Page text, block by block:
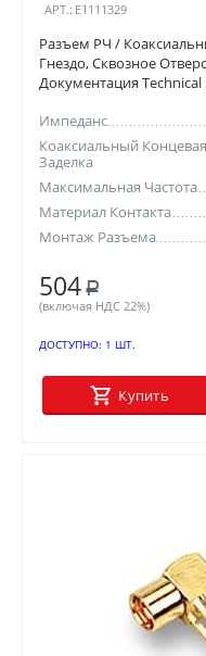
АРТ.: E1111329
Разъем РЧ /
Гнездо, Сквозное
Документация Technical
Импеданс
Коаксиальный Концевая
Заделка
Максимальная Частота
Материал Контакта
Монтаж Разъема
504 Р
(включая НДС 22%)
ДОСТУПНО: 1 ШТ.
Купить